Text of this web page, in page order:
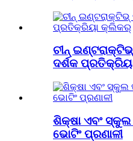
ଚୀନ୍
ଦର୍ଶକ
ଶିକ୍ଷା ଏବଂ ସ୍କୁଲ
ଭୋଟିଂ ପ୍ରଣାଳୀ